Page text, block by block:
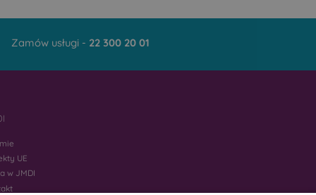
Zamów usługi - 22 300 20 01
UE
w JMDI